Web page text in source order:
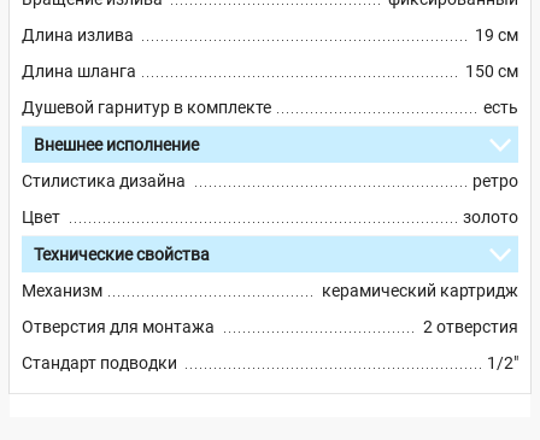
Длина излива
19 см
Длина шланга
150 см
Душевой гарнитур в комплекте
есть
Внешнее исполнение
Стилистика дизайна
ретро
Цвет
золото
Технические свойства
Механизм
керамический картридж
Отверстия для монтажа
2 отверстия
Стандарт подводки
1/2"